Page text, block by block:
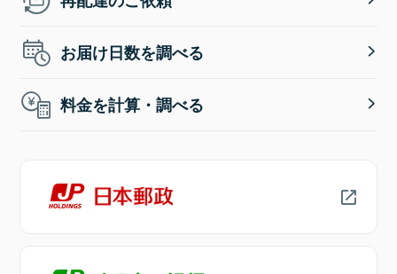
お届け日数を調べる
料金を計算・調べる